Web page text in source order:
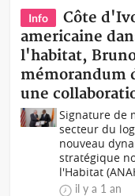
Info
Côte
americaine
l'habitat,
mémorandum
une
Signature de
secteur du
nouveau
stratégique
l'Habitat
il y a 1 an